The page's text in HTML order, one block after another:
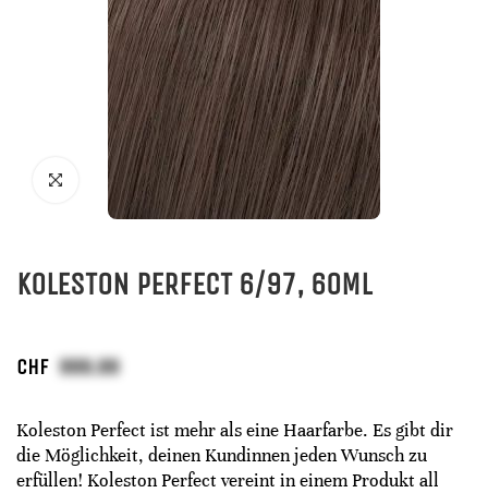
KOLESTON PERFECT 6/97, 60ML
CHF
Koleston Perfect ist mehr als eine Haarfarbe. Es gibt dir
die Möglichkeit, deinen Kundinnen jeden Wunsch zu
erfüllen! Koleston Perfect vereint in einem Produkt all